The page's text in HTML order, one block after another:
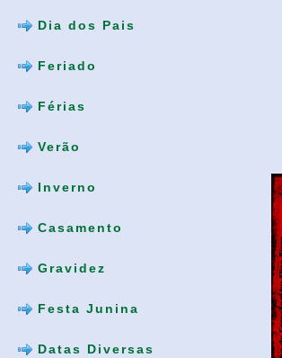
Dia dos Pais
Feriado
Férias
Verão
Inverno
Casamento
Gravidez
Festa Junina
Datas Diversas